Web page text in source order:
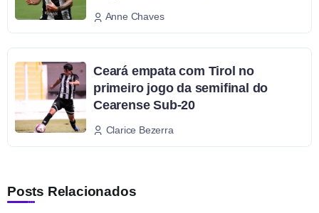
Anne Chaves
Ceará empata com Tirol no
primeiro jogo da semifinal do
Cearense Sub-20
Clarice Bezerra
Posts Relacionados